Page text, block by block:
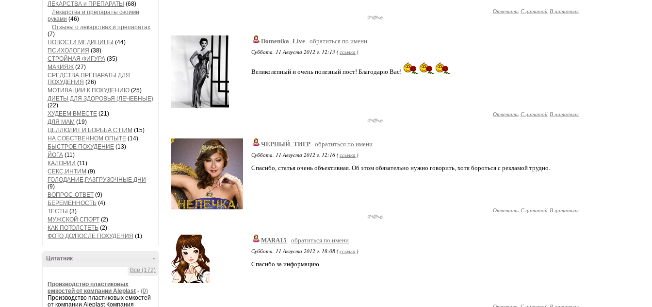
ЛЕКАРСТВА и ПРЕПАРАТЫ (68)
Лекарства и препараты своими
руками (46)
Отзывы о лекарствах и препаратах
(7)
НОВОСТИ МЕДИЦИНЫ (44)
ПСИХОЛОГИЯ (38)
СТРОЙНАЯ ФИГУРА (35)
МАКИЯЖ (27)
СРЕДСТВА,ПРЕПАРАТЫ ДЛЯ
ПОХУДЕНИЯ (26)
МОТИВАЦИИ К ПОХУДЕНИЮ (25)
ДИЕТЫ ДЛЯ ЗДОРОВЬЯ (ЛЕЧЕБНЫЕ)
(22)
ХУДЕЕМ ВМЕСТЕ (21)
ДЛЯ МАМ (19)
ЦЕЛЛЮЛИТ И БОРЬБА С НИМ (15)
НА СОБСТВЕННОМ ОПЫТЕ (14)
БЫСТРОЕ ПОХУДЕНИЕ (13)
ЙОГА (11)
КАЛОРИИ (11)
СЕКС,ИНТИМ (9)
ГОЛОДАНИЕ,РАЗГРУЗОЧНЫЕ ДНИ
(9)
ВОПРОС-ОТВЕТ (9)
БЕРЕМЕННОСТЬ (4)
ТЕСТЫ (3)
МУЖСКОЙ СПОРТ (2)
КАК ПОТОЛСТЕТЬ (2)
ФОТО ДО/ПОСЛЕ ПОХУДЕНИЯ (1)
-
Цитатник
Все (172)
Производство пластиковых
емкостей от компании Aleplast - (0)
Производство пластиковых емкостей
от компании Aleplast Компания
Ответить С цитатой В цитатник
Domenika_Live обратиться по имени
Суббота, 11 Августа 2012 г. 12:13 (ссылка )
Великолепный и очень полезный пост! Благодарю Вас!
Ответить С цитатой В цитатник
ЧЕРНЫЙ_ТИГР обратиться по имени
Суббота, 11 Августа 2012 г. 12:16 (ссылка )
Спасибо, статья очень объективная. Об этом обязательно нужно говорить, хотя бороться с рекламой трудно.
Ответить С цитатой В цитатник
MARA15
обратиться по имени
Суббота, 11 Августа 2012 г. 18:08 (ссылка )
Спасибо за информацию.